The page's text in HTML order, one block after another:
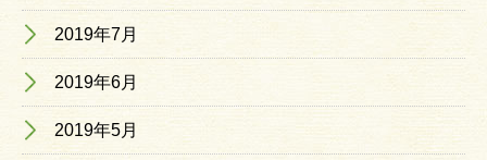
2019年7月
2019年6月
2019年5月